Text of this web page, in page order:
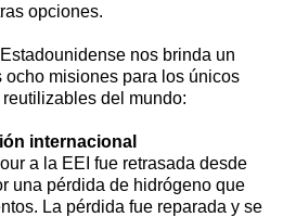
opciones.
nos brinda un
ocho misiones para los únicos
del mundo:
internacional
a la EEI fue retrasada desde
una pérdida de hidrógeno que
La pérdida fue reparada y se